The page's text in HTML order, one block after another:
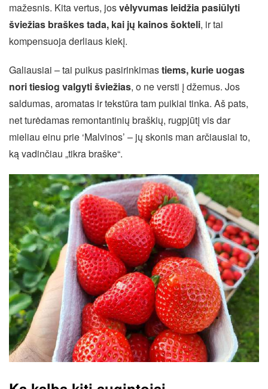
mažesnis. Kita vertus, josvėlyvumas leidžia pasiūlyti
šviežias braškes tada, kai jų kainos šokteli, ir tai
kompensuoja derliaus kiekį.
Galiausiai – tai puikus pasirinkimastiems, kurie uogas
nori tiesiog valgyti šviežias, o ne versti į džemus. Jos
saldumas, aromatas ir tekstūra tam puikiai tinka. Aš pats,
net turėdamas remontantinių braškių, rugpjūtį vis dar
mieliau einu prie ‘Malvinos’ – jų skonis man arčiausiai to,
ką vadinčiau „tikra braške“.